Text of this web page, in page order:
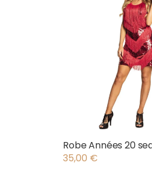
Robe Années 20
35,00 €